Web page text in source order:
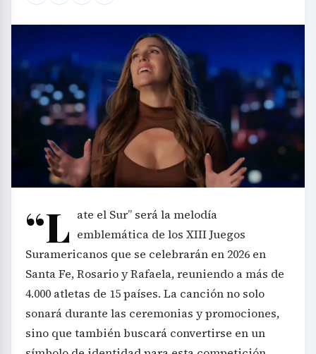
“L ate el Sur” será la melodía
emblemática de los XIII Juegos
Suramericanos que se celebrarán en 2026 en
Santa Fe, Rosario y Rafaela, reuniendo a más de
4.000 atletas de 15 países. La canción no solo
sonará durante las ceremonias y promociones,
sino que también buscará convertirse en un